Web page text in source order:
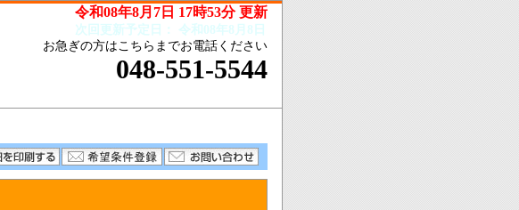
令和08年8月7日 17時53分 更新
次回更新予定日： 令和08年8月8日
お急ぎの方はこちらまでお電話ください
048-551-5544